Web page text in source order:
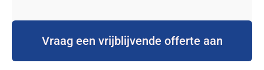
Vraag een vrijblijvende offerte aan